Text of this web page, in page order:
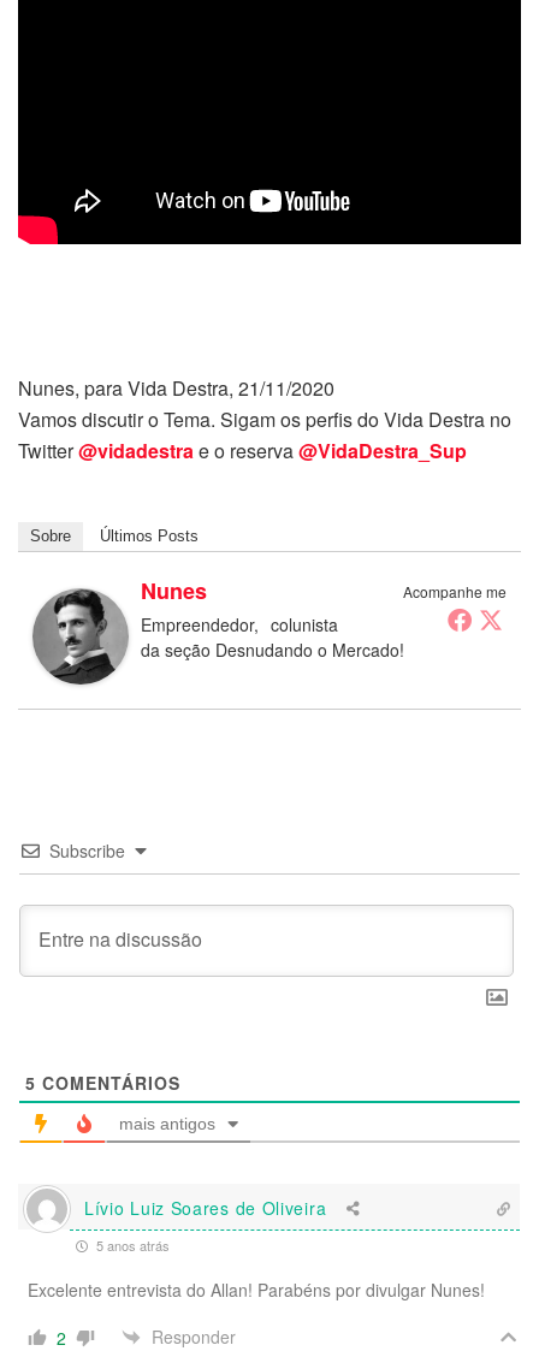
Nunes, para Vida Destra, 21/11/2020
Vamos discutir o Tema. Sigam os perfis do Vida Destra no
Twitter@vidadestra e o reserva@VidaDestra_Sup
Sobre Últimos Posts
Acompanhe me
Nunes
Empreendedor, colunista
da seção Desnudando o Mercado!
Subscribe
5 COMENTÁRIOS
mais antigos
Lívio Luiz Soares de Oliveira
5 anos atrás
Excelente entrevista do Allan! Parabéns por divulgar Nunes!
2
Responder